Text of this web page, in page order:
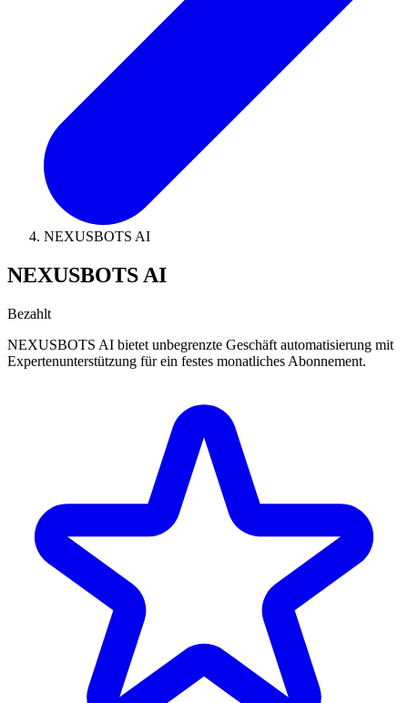
NEXUSBOTS AI
NEXUSBOTS AI
Bezahlt
NEXUSBOTS AI bietet unbegrenzte Geschäft automatisierung mit
Expertenunterstützung für ein festes monatliches Abonnement.